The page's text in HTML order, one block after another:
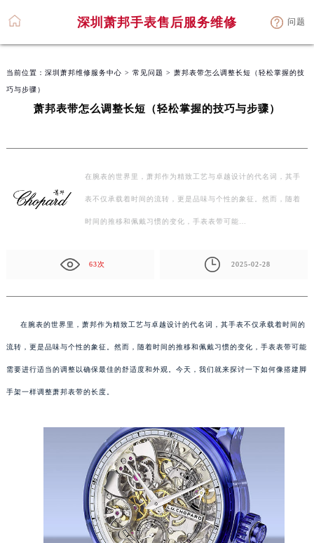
深圳萧邦手表售后服务维修 问题
当前位置： 深圳萧邦维修服务中心 > 常见问题 > 萧邦表带怎么调整长短（轻松掌握的技
巧与步骤）
萧邦表带怎么调整长短（轻松掌握的技巧与步骤）
在腕表的世界里，萧邦作为精致工艺与卓越设计的代名词，其手
表不仅承载着时间的流转，更是品味与个性的象征。然而，随着
时间的推移和佩戴习惯的变化，手表表带可能…
63次 2025-02-28
在腕表的世界里，萧邦作为精致工艺与卓越设计的代名词，其手表不仅承载着时间的
流转，更是品味与个性的象征。然而，随着时间的推移和佩戴习惯的变化，手表表带可能
需要进行适当的调整以确保最佳的舒适度和外观。今天，我们就来探讨一下如何像搭建脚
手架一样调整萧邦表带的长度。